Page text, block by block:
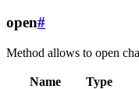
open#
Method allows to open
Name Type